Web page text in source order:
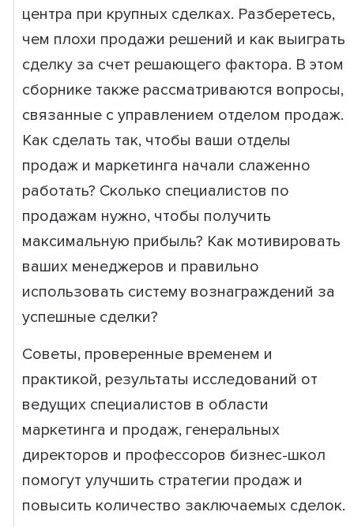
центра при крупных сделках. Разберетесь,
чем плохи продажи решений и как выиграть
сделку за счет решающего фактора. В этом
сборнике также рассматриваются вопросы,
связанные с управлением отделом продаж.
Как сделать так, чтобы ваши отделы
продаж и маркетинга начали слаженно
работать? Сколько специалистов по
продажам нужно, чтобы получить
максимальную прибыль? Как мотивировать
ваших менеджеров и правильно
использовать систему вознаграждений за
успешные сделки?
Советы, проверенные временем и
практикой, результаты исследований от
ведущих специалистов в области
маркетинга и продаж, генеральных
директоров и профессоров бизнес-школ
помогут улучшить стратегии продаж и
повысить количество заключаемых сделок.